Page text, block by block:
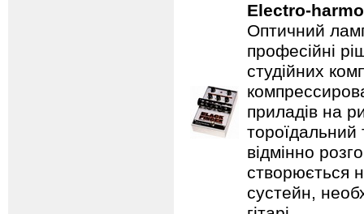
Electro-
Оптичний
професійні
студійних
приладів на
відмінно
створюється
сустейн,